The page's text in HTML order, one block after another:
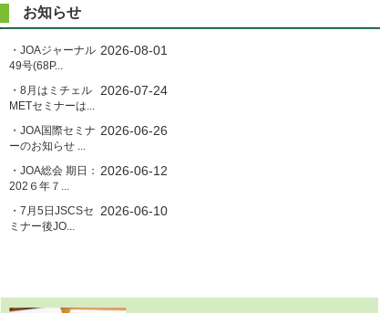
お知らせ
・JOAジャーナル
49号(68P...
2026-08-01
・8月はミチェル
METセミナーは...
2026-07-24
・JOA国際セミナ
ーのお知らせ ...
2026-06-26
・JOA総会 期日：
202６年７...
2026-06-12
・7月5日JSCSセ
ミナー後JO...
2026-06-10